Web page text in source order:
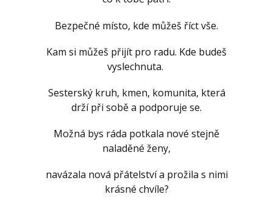
Bezpečné místo, kde můžeš říct vše.
Kam si můžeš přijít pro radu. Kde budeš
vyslechnuta.
Sesterský kruh, kmen, komunita, která
drží při sobě a podporuje se.
Možná bys ráda potkala nové stejně
naladěné ženy,
navázala nová přátelství a prožila s nimi
krásné chvíle?